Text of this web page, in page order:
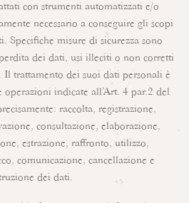
con strumenti automatizzati e/o
necessario a conseguire gli scopi
Specifiche misure di sicurezza sono
dei dati, usi illeciti o non corretti
Il trattamento dei suoi dati personali è
operazioni indicate all’Art. 4 par.2 del
raccolta, registrazione,
consultazione, elaborazione,
estrazione, raffronto, utilizzo,
comunicazione, cancellazione e
dei dati.